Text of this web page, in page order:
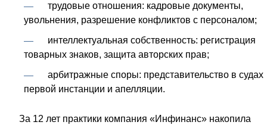
трудовые отношения: кадровые документы,
увольнения, разрешение конфликтов с персоналом;
интеллектуальная собственность: регистрация
товарных знаков, защита авторских прав;
арбитражные споры: представительство в судах
первой инстанции и апелляции.
За 12 лет практики компания «Инфинанс» накопила